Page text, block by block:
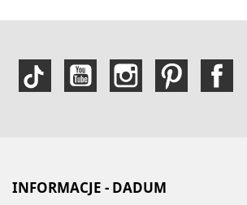
INFORMACJE - DADUM